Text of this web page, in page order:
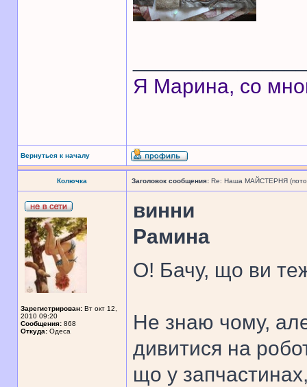
Я Марина, со
Вернуться к началу
Колючка Заголовок сообщения: Re: Наша МАЙСТЕРНЯ
Зарегистрирован: Вт окт 12,
2010 09:20
Сообщения: 868
Откуда: Одеса
винни
Рамина
О! Бачу, що ви
Не знаю чому,
дивитися на
що у